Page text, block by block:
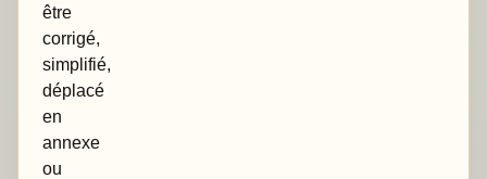
être
corrigé,
simplifié,
déplacé
en
annexe
ou